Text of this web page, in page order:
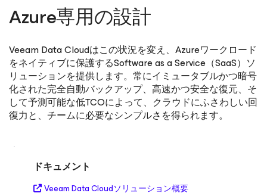
Azure専用の設計
Veeam Data Cloudはこの状況を変え、Azureワークロード
をネイティブに保護するSoftware as a Service（SaaS）ソ
リューションを提供します。常にイミュータブルかつ暗号
化された完全自動バックアップ、高速かつ安全な復元、そ
して予測可能な低TCOによって、クラウドにふさわしい回
復力と、チームに必要なシンプルさを得られます。
ドキュメント
Veeam Data Cloudソリューション概要